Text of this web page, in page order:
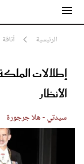
الرئيسية أناقة
إطلالات
الأنظار
سيدتي - هلا جرجورة
مشاهير
أناقة
جمال
سيدتي وطفلك
لايف ستايل